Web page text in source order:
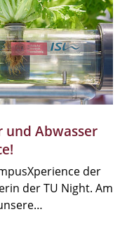
und Abwasser
der
der TU Night. Am